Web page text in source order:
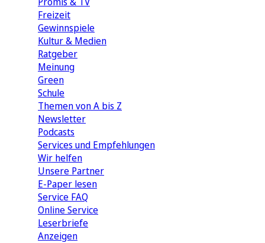
Freizeit
Gewinnspiele
Kultur & Medien
Ratgeber
Meinung
Green
Schule
Themen von A bis Z
Newsletter
Podcasts
Services und Empfehlungen
Wir helfen
Unsere Partner
E-Paper lesen
Service FAQ
Online Service
Leserbriefe
Anzeigen